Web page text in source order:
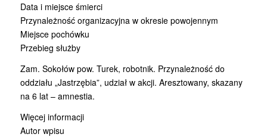
Data i miejsce śmierci
Przynależność organizacyjna w okresie powojennym
Miejsce pochówku
Przebieg służby
Zam. Sokołów pow. Turek, robotnik. Przynależność do
oddziału „Jastrzębia”, udział w akcji. Aresztowany, skazany
na 6 lat – amnestia.
Więcej informacji
Autor wpisu